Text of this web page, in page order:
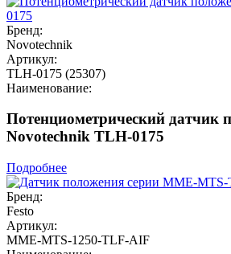
Бренд:
Novotechnik
Артикул:
TLH-0175 (25307)
Наименование:
Потенциометрический датчик
Novotechnik TLH-0175
Подробнее
Бренд:
Festo
Артикул:
MME-MTS-1250-TLF-AIF